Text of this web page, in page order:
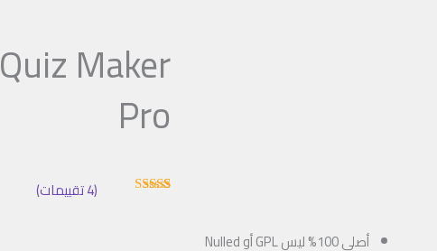
Quiz Maker
Pro
(
4تقييمات)
أصلي 100% ليس GPL أو Nulled